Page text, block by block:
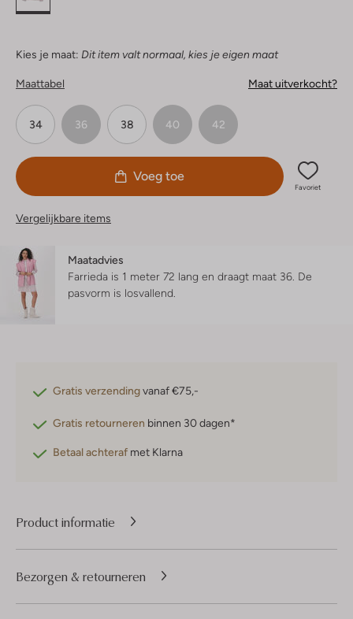
Kies je maat: Dit item valt normaal, kies je eigen maat
Maattabel Maat uitverkocht?
34 36 38 40 42
Voeg toe
Favoriet
Vergelijkbare items
Maatadvies
Farrieda is 1 meter 72 lang en draagt maat 36. De
pasvorm is losvallend
Gratis verzendingvanaf €75,-
Gratis retourneren binnen 30 dagen*
Betaal achteraf met Klarna
Product informatie
Bezorgen & retourneren